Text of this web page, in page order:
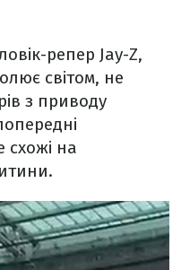
репер Jay-Z,
світом, не
з приводу
на